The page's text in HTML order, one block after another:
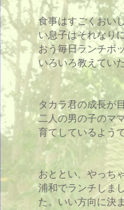
食事はすごくおい
い息子はそれなり
おう毎日ランチボ
いろいろ教えてい
タカラ君の成長が
二人の男の子のマ
育てしているよう
おととい、やっち
浦和でランチしま
た。いい方向に決